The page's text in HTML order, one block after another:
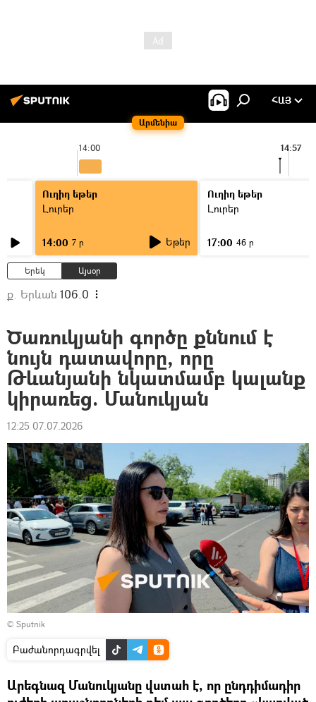
Արմենիա
ՀԱՅ
14:00 14:57
Ուղիղ եթեր
Լուրեր
14:00 7 ր Եթեր
Ուղիղ եթեր
Լուրեր
17:00 46 ր
Երեկ Այսօր
ք. Երևան 106.0
Ծառուկյանի գործը քննում է
նույն դատավորը, որը
Թևանյանի նկատմամբ կալանք
կիրառեց. Մանուկյան
12:25 07.07.2026
© Sputnik
Բաժանորդագրվել
Արեգնազ Մանուկյանը վստահ է, որ ընդդիմադիր